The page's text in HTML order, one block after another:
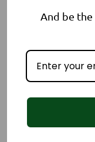
And be